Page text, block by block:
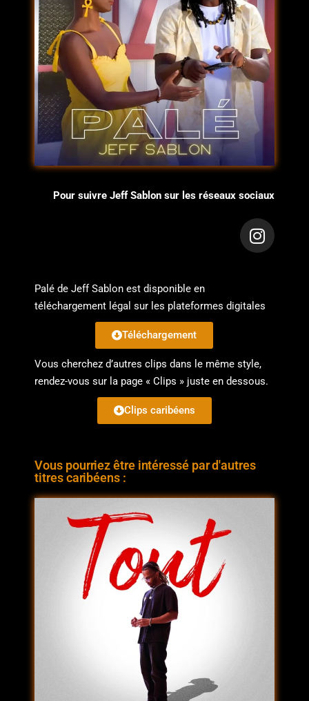
Pour suivre Jeff Sablon sur les réseaux sociaux
Palé de Jeff Sablon est disponible en
téléchargement légal sur les plateformes digitales
Téléchargement
Vous cherchez d’autres clips dans le même style,
rendez-vous sur la page « Clips » juste en dessous.
Clips caribéens
Vous pourriez être intéressé par d'autres
titres caribéens :